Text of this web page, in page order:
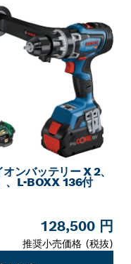
ンバッテリー X 2、
、L-BOXX 136付
128,500 円
推奨小売価格 (税抜)